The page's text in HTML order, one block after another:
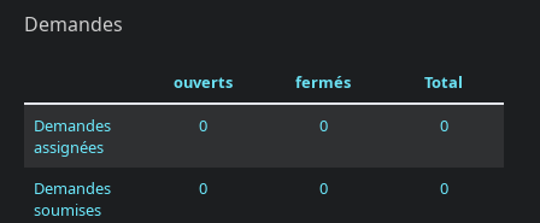
Demandes
ouverts fermés
Total
Demandes
assignées
0 0 0
Demandes
soumises
0 0 0